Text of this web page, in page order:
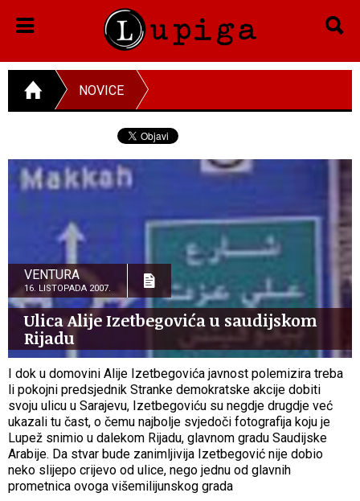
NOVICE
VENTURA
16. LISTOPADA 2007.
Ulica Alije Izetbegovića u saudijskom
Rijadu
I dok u domovini Alije Izetbegovića javnost polemizira treba
li pokojni predsjednik Stranke demokratske akcije dobiti
svoju ulicu u Sarajevu, Izetbegoviću su negdje drugdje već
ukazali tu čast, o čemu najbolje svjedoči fotografija koju je
Lupež snimio u dalekom Rijadu, glavnom gradu Saudijske
Arabije. Da stvar bude zanimljivija Izetbegović nije dobio
neko slijepo crijevo od ulice, nego jednu od glavnih
prometnica ovoga višemilijunskog grada